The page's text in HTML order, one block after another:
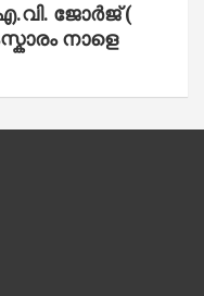
ജോ​ർ​ജ് (
നാളെ